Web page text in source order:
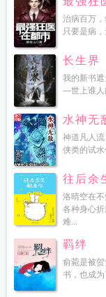
治病百万
只要是病
长生界
我的新书
—世上谁人
水神无
神道凡人
侠类的试
往后余
洛晴空在
各种身心
难...
羁绊
俞菀是被
书，也成